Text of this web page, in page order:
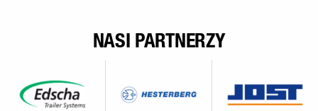
NASI PARTNERZY